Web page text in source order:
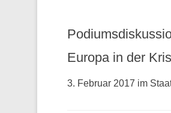
Europa in der
3. Februar 2017 im